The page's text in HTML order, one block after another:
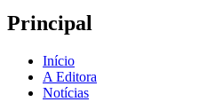
Principal
Início
A Editora
Notícias